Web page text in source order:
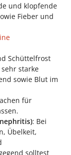
und klopfende
Fieber und
Schüttelfrost
starke
sowie Blut im
für
: Bei
Übelkeit,
solltest